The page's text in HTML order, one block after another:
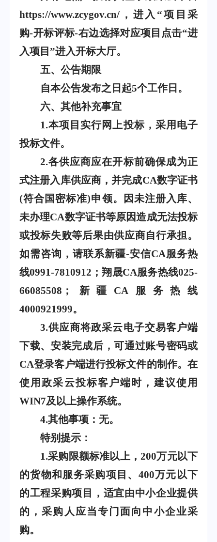
https://www.zcygov.cn/ ，进入 “项目采
购-开标评标-右边选择对应项目点击“进
入项目 ”进入开标大厅。
五、公告期限
自本公告发布之日起5个工作日。
六、其他补充事宜
1.本项目实行网上投标，采用电子
投标文件。
2.各供应商应在开标前确保成为正
式注册入库供应商，并完成CA数字证书
(符合国密标准)申领。因未注册入库、
未办理CA数字证书等原因造成无法投标
或投标失败等后果由供应商自行承担。
如需咨询，请联系新疆-安信CA服务热
线0991-7810912 ；翔晟CA服务热线025-
66085508 ；新疆 CA 服务热线
4000921999。
3.供应商将政采云电子交易客户端
下载、安装完成后，可通过账号密码或
CA登录客户端进行投标文件的制作。在
使用政采云投标客户端时，建议使用
WIN7及以上操作系统。
4.其他事项：无。
特别提示：
1.采购限额标准以上，200万元以下
的货物和服务采购项目、 400万元以下
的工程采购项目，适宜由中小企业提供
的，采购人应当专门面向中小企业采
购。